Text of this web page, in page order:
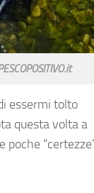
essermi tolto
questa volta a
poche